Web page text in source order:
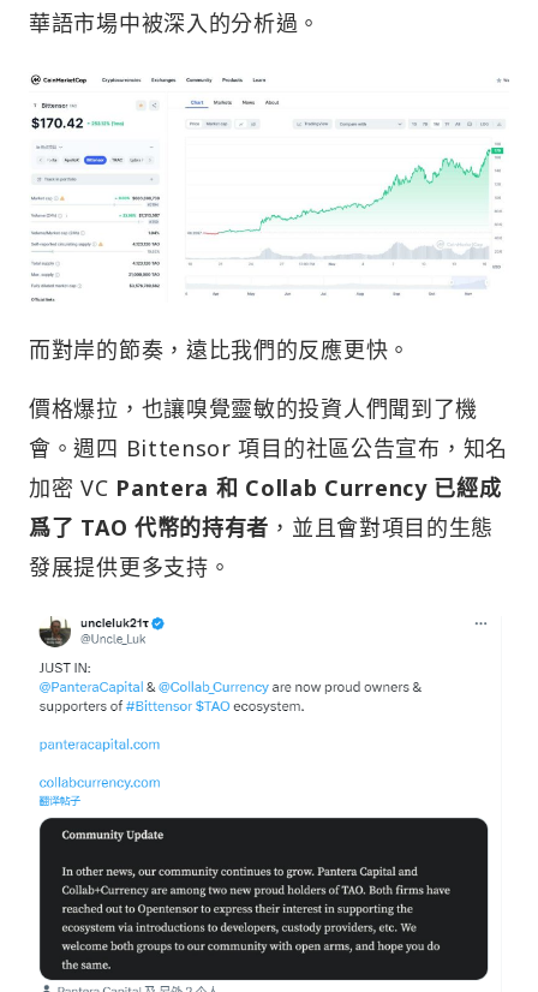
華語市場中被深入的分析過。
而對岸的節奏，遠比我們的反應更快。
價格爆拉，也讓嗅覺靈敏的投資人們聞到了機
會。週四 Bittensor 項目的社區公告宣布，知名
加密 VC Pantera 和 Collab Currency 已經成
爲了 TAO 代幣的持有者 ，並且會對項目的生態
發展提供更多支持。